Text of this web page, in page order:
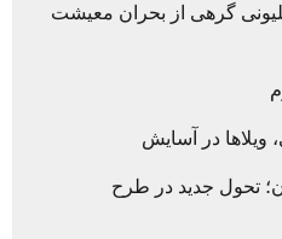
حق مسکن ۳ میلیونی گرهی از بحران معیشت
ویلاها در آسایش
تومان؛ تحول جدید در طرح